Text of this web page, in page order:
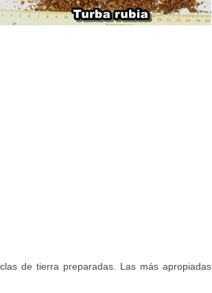
de tierra preparadas. Las más apropiadas